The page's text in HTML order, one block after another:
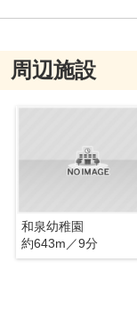
周辺施設
和泉幼稚園
約643m／9分